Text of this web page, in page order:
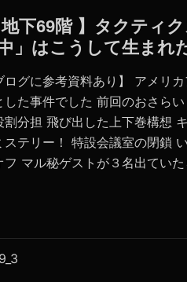
地下69階 】タクティ
」はこうして生まれ
ログに参考資料あり】 アメリ
した事件でした 前回のおさら
割分担 飛び出した上下巻構想
ステリー！ 特設会議室の閉鎖
フ マル秘ゲストが３名出てい